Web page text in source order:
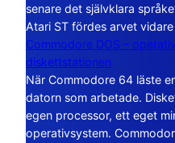
senare det självklara
Atari ST fördes arvet
Commodore DOS –
diskettstationen
När Commodore 64 läste
datorn som arbetade.
egen processor, ett eget
operativsystem.